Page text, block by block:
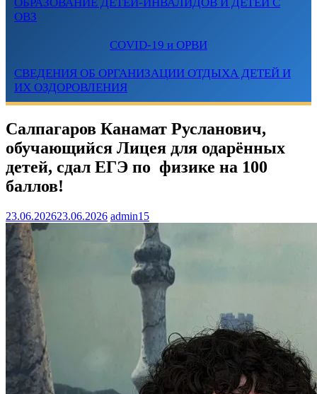
ОВЗ
COVID-19 и ОРВИ
СВЕДЕНИЯ ОБ ОРГАНИЗАЦИИ ОТДЫХА ДЕТЕЙ И
ИХ ОЗДОРОВЛЕНИЯ
Салпагаров Канамат Русланович,
обучающийся Лицея для одарённых
детей, сдал ЕГЭ по физике на 100
баллов!
23.06.202623.06.2026 admin15